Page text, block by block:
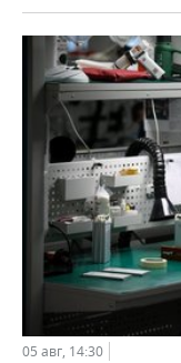
05 авг, 14:30